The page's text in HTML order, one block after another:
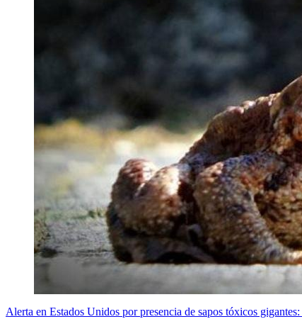
Alerta en Estados Unidos por presencia de sapos tóxicos